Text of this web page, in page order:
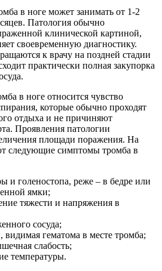
в ноге может занимать от 1-2
Патология обычно
клинической картиной,
своевременную диагностику.
к врачу на поздней стадии
практически полная закупорка
в ноге относится чувство
которые обычно проходят
отдыха и не причиняют
Проявления патологии
площади поражения. На
следующие симптомы тромба в
и голеностопа, реже – в бедре или
ямки;
тяжести и напряжения в
сосуда;
гематома в месте тромба;
слабость;
температуры.